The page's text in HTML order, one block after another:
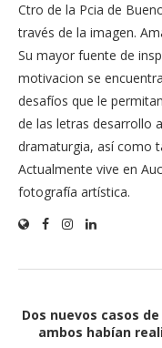
Ctro de la Pcia de
través de la imagen.
Su mayor fuente de
motivacion se
desafíos que le
de las letras desarrollo
dramaturgia, así como
Actualmente vive en
fotografía artística.
Dos nuevos casos
ambos habían